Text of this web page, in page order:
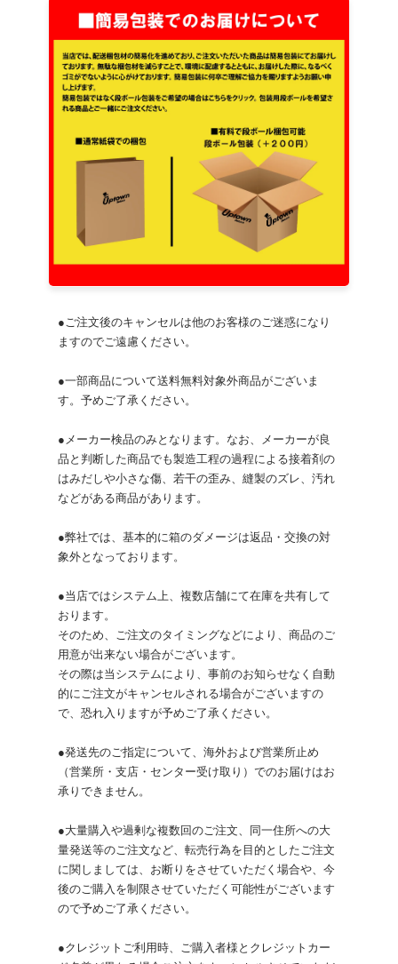
●ご注文後のキャンセルは他のお客様のご迷惑になり
ますのでご遠慮ください。
●一部商品について送料無料対象外商品がございま
す。予めご了承ください。
●メーカー検品のみとなります。なお、メーカーが良
品と判断した商品でも製造工程の過程による接着剤の
はみだしや小さな傷、若干の歪み、縫製のズレ、汚れ
などがある商品があります。
●弊社では、基本的に箱のダメージは返品・交換の対
象外となっております。
●当店ではシステム上、複数店舗にて在庫を共有して
おります。
そのため、ご注文のタイミングなどにより、商品のご
用意が出来ない場合がございます。
その際は当システムにより、事前のお知らせなく自動
的にご注文がキャンセルされる場合がございますの
で、恐れ入りますが予めご了承ください。
●発送先のご指定について、海外および営業所止め
（営業所・支店・センター受け取り）でのお届けはお
承りできません。
●大量購入や過剰な複数回のご注文、同一住所への大
量発送等のご注文など、転売行為を目的としたご注文
に関しましては、お断りをさせていただく場合や、今
後のご購入を制限させていただく可能性がございます
ので予めご了承ください。
●クレジットご利用時、ご購入者様とクレジットカー